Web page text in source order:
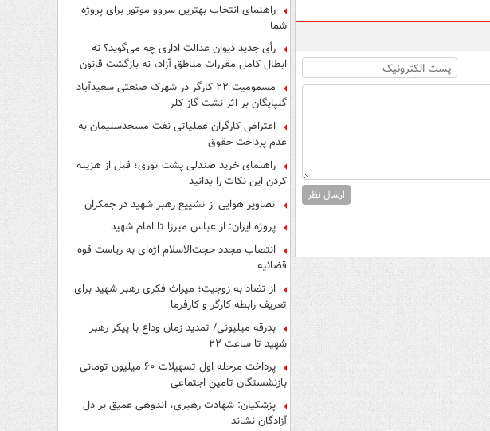
ارسال نظر
راهنمای انتخاب بهترین سروو موتور برای پروژه
شما
رأی جدید دیوان عدالت اداری چه می‌گوید؟ نه
ابطال کامل مقررات مناطق آزاد، نه بازگشت قانون
مسمومیت ۲۲ کارگر در شهرک صنعتی سعیدآباد
گلپایگان بر اثر نشت گاز کلر
اعتراض کارگران عملیاتی نفت مسجدسلیمان به
عدم پرداخت حقوق
راهنمای خرید صندلی پشت توری؛ قبل از هزینه
کردن این نکات را بدانید
تصاویر هوایی از تشییع رهبر شهید در جمکران
پروژه ایران: از عباس میرزا تا امام شهید
انتصاب مجدد حجت‌الاسلام اژه‌ای به ریاست قوه‌
قضائیه
از تضاد به زوجیت؛ میراث فکری رهبر شهید برای
تعریف رابطه کارگر و کارفرما
بدرقه میلیونی/ تمدید زمان وداع با پیکر رهبر
شهید تا ساعت ۲۲
پرداخت مرحله اول تسهیلات ۶۰ میلیون تومانی
بازنشستگان تامین اجتماعی
پزشکیان: شهادت رهبری، اندوهی عمیق بر دل
آزادگان نشاند